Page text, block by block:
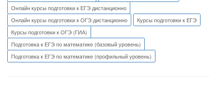
Онлайн курсы подготовки к ЕГЭ дистанционно
Онлайн курсы подготовки к ОГЭ дистанционно
Курсы подготовки к ЕГЭ
Курсы подготовки к ОГЭ (ГИА)
Подготовка к ЕГЭ по математике (базовый уровень)
Подготовка к ЕГЭ по математике (профильный уровень)